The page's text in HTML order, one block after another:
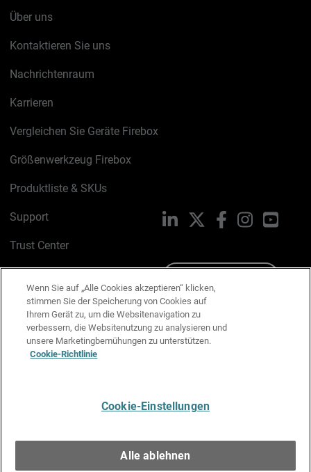
Über uns
Kontaktieren Sie uns
Nachrichtenraum
Karrieren
Vergleichen Sie Geräte Firebox
Größenwerkzeug Firebox
Produktliste & SKUs
Support
Trust Center
Cookie-Richtlinie
Datenschutzrichtlinie
Media & Brand Kit
LinkedIn FacebookInstagram
Wenn Sie auf „Alle Cookies akzeptieren“ klicken,
stimmen Sie der Speicherung von Cookies auf
Ihrem Gerät zu, um die Websitenavigation zu
verbessern, die Websitenutzung zu analysieren und
unsere Marketingbemühungen zu unterstützen.
Cookie-Richtlinie
Cookie-Einstellungen
Alle ablehnen